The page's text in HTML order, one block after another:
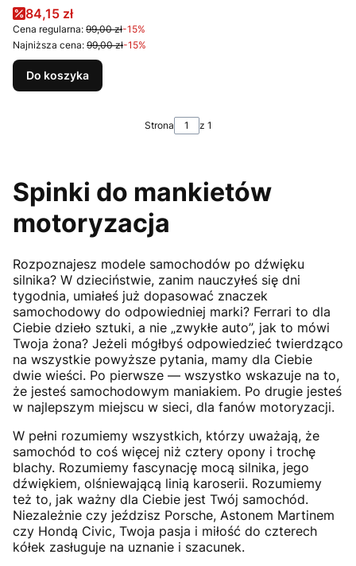
Cena promocyjna
84,15 zł
Cena regularna: 99,00 zł-15%
Najniższa cena: 99,00 zł-15%
Do koszyka
Strona z 1
Spinki do mankietów
motoryzacja
Rozpoznajesz modele samochodów po dźwięku
silnika? W dzieciństwie, zanim nauczyłeś się dni
tygodnia, umiałeś już dopasować znaczek
samochodowy do odpowiedniej marki? Ferrari to dla
Ciebie dzieło sztuki, a nie „zwykłe auto”, jak to mówi
Twoja żona? Jeżeli mógłbyś odpowiedzieć twierdząco
na wszystkie powyższe pytania, mamy dla Ciebie
dwie wieści. Po pierwsze — wszystko wskazuje na to,
że jesteś samochodowym maniakiem. Po drugie jesteś
w najlepszym miejscu w sieci, dla fanów motoryzacji.
W pełni rozumiemy wszystkich, którzy uważają, że
samochód to coś więcej niż cztery opony i trochę
blachy. Rozumiemy fascynację mocą silnika, jego
dźwiękiem, olśniewającą linią karoserii. Rozumiemy
też to, jak ważny dla Ciebie jest Twój samochód.
Niezależnie czy jeździsz Porsche, Astonem Martinem
czy Hondą Civic, Twoja pasja i miłość do czterech
kółek zasługuje na uznanie i szacunek.